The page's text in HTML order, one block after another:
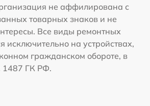
не аффилирована с
товарных знаков и не
Все виды ремонтных
исключительно на устройствах,
гражданском обороте, в
1487 ГК РФ.